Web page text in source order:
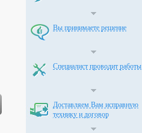
Вы принимаете решение
Специалист проводит работы
Доставляем Вам исправную
технику и договор